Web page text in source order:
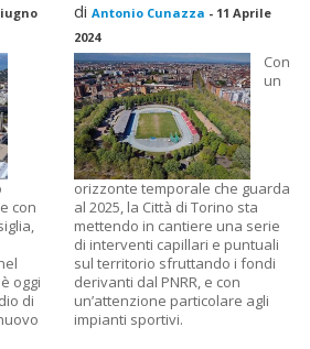
con
oggi
di
di Antonio Cunazza - 11 Aprile
2024
Con
un
orizzonte temporale che guarda
al 2025, la Città di Torino sta
mettendo in cantiere una serie
di interventi capillari e puntuali
sul territorio sfruttando i fondi
derivanti dal PNRR, e con
un’attenzione particolare agli
impianti sportivi.